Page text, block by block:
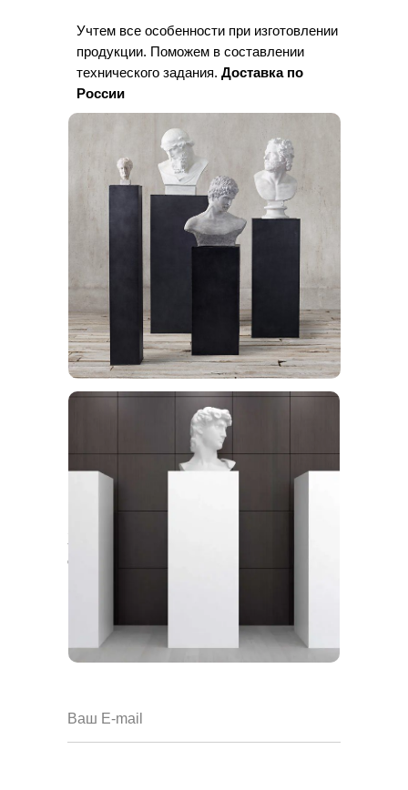
Учтем все особенности при изготовлении
продукции. Поможем в составлении
технического задания. Доставка по
России
оптовый заказ?